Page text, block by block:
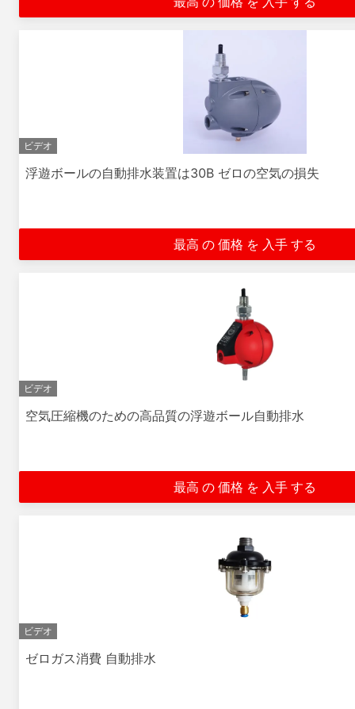
ビデオ
浮遊ボールの自動排水装置は30B ゼロの空気の損失
最高 の 価格 を 入手 する
ビデオ
空気圧縮機のための高品質の浮遊ボール自動排水
最高 の 価格 を 入手 する
ビデオ
ゼロガス消費 自動排水